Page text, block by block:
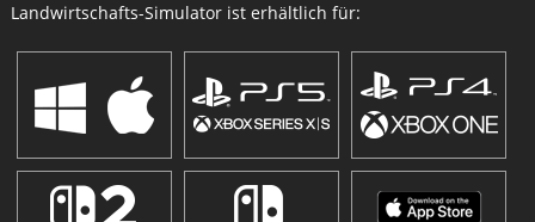
Landwirtschafts-Simulator ist erhältlich für: